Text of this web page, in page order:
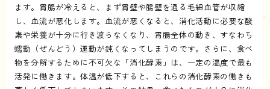
ます。胃腸が冷えると、まず胃壁や腸壁を通る毛細血管が収縮
し、血流が悪化します。血流が悪くなると、消化活動に必要な酸
素や栄養が十分に行き渡らなくなり、胃腸全体の動き、すなわち
蠕動（ぜんどう）運動が鈍くなってしまうのです。さらに、食べ
物を分解するために不可欠な「消化酵素」は、一定の温度で最も
活発に働きます。体温が低下すると、これらの消化酵素の働きも